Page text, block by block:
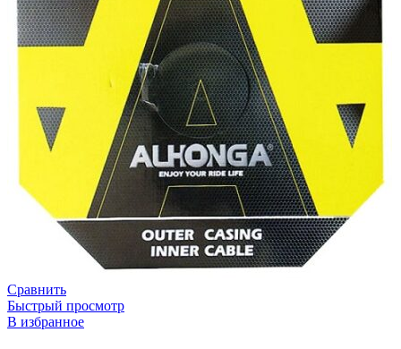
Сравнить
Быстрый просмотр
В избранное